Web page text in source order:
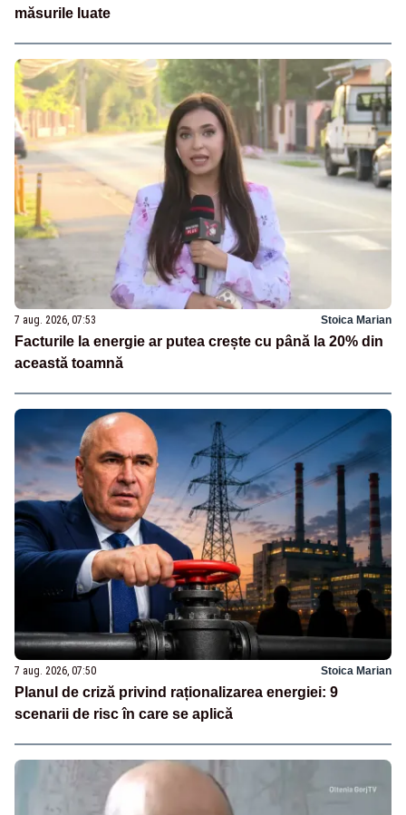
măsurile luate
7 aug. 2026, 07:53 Stoica Marian
Facturile la energie ar putea crește cu până la 20% din
această toamnă
7 aug. 2026, 07:50 Stoica Marian
Planul de criză privind raționalizarea energiei: 9
scenarii de risc în care se aplică